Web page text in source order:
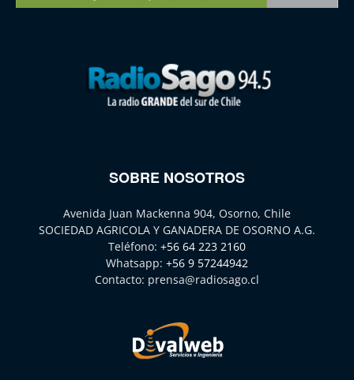
SOBRE NOSOTROS
Avenida Juan Mackenna 904, Osorno, Chile
SOCIEDAD AGRICOLA Y GANADERA DE OSORNO A.G.
Teléfono: +56 64 223 2160
Whatsapp: +56 9 57244942
Contacto: prensa@radiosago.cl